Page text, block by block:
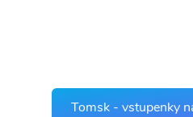
Tomsk - vstupenky